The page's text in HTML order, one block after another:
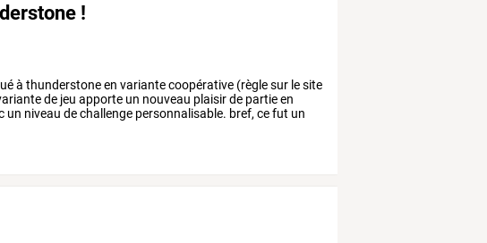
!
à thunderstoneen variantecoopérative (règlesur lesite
de jeu apporte un nouveau plaisirde partieen
un niveau dechallenge personnalisable. bref,cefut un